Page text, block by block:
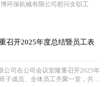
环保机械有限公司慰问女职工
召开2025年度总结暨员工表
公司在公司会议室隆重召开2025年
子成员、全体员工齐聚一堂，共同